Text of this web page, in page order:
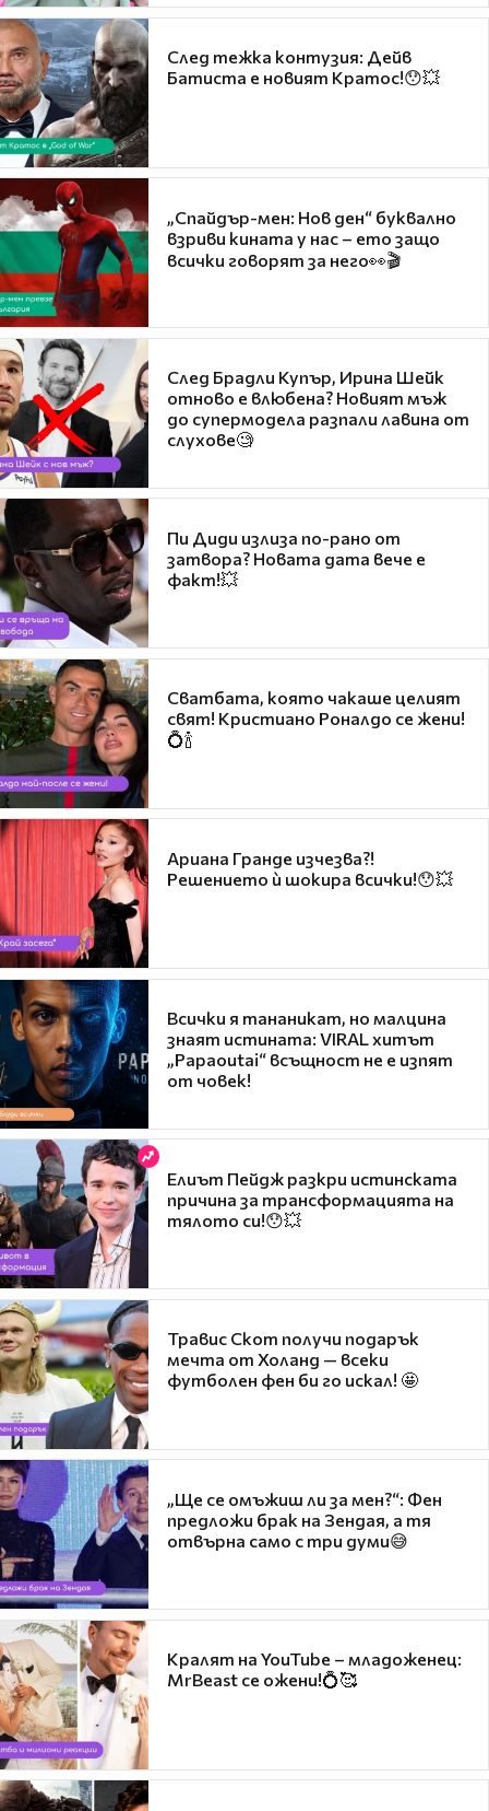
След тежка контузия: Дейв
Батиста е новият Кратос!😯💥
„Спайдър-мен: Нов ден“ буквално
взриви кината у нас – ето защо
всички говорят за него👀🎬
След Брадли Купър, Ирина Шейк
отново е влюбена? Новият мъж
до супермодела разпали лавина от
слухове🧐
Пи Диди излиза по-рано от
затвора? Новата дата вече е
факт!💥
Сватбата, която чакаше целият
свят! Кристиано Роналдо се жени!
💍🍾
Ариана Гранде изчезва?!
Решението ѝ шокира всички!😯💥
Всички я тананикат, но малцина
знаят истината: VIRAL хитът
„Papaoutai“ всъщност не е изпят
от човек!
Елиът Пейдж разкри истинската
причина за трансформацията на
тялото си!😯💥
Травис Скот получи подарък
мечта от Холанд — всеки
футболен фен би го искал! 🤩
„Ще се омъжиш ли за мен?“: Фен
предложи брак на Зендая, а тя
отвърна само с три думи😅
Кралят на YouTube – младоженец:
MrBeast се ожени!💍🥰